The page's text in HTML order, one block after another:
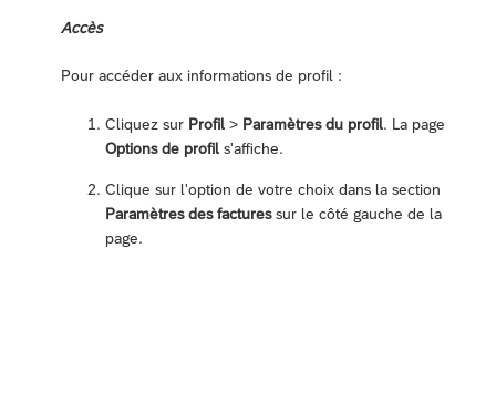
Accès
Pour accéder aux informations de profil :
Cliquez sur Profil > Paramètres du profil. La page
Options de profil s'affiche.
Clique sur l'option de votre choix dans la section
Paramètres des facturessur le côté gauche de la
page.